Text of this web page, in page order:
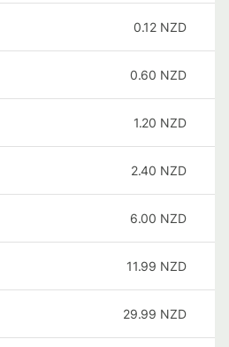
0.12 NZD
0.60 NZD
1.20 NZD
2.40 NZD
6.00 NZD
11.99 NZD
29.99 NZD